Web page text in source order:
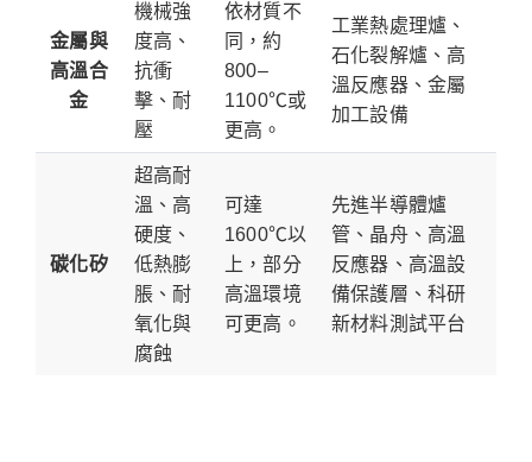
金屬與
高溫合
金
機械強
度高、
抗衝
擊、耐
壓
依材質不
同，約
800–
1100℃或
更高。
工業熱處理爐、
石化裂解爐、高
溫反應器、金屬
加工設備
碳化矽
超高耐
溫、高
硬度、
低熱膨
脹、耐
氧化與
腐蝕
可達
1600℃以
上，部分
高溫環境
可更高。
先進半導體爐
管、晶舟、高溫
反應器、高溫設
備保護層、科研
新材料測試平台